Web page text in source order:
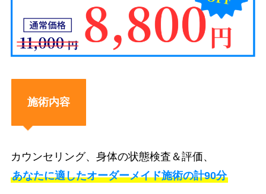
施術内容
カウンセリング、身体の状態検査＆評価、
あなたに適したオーダーメイド施術の計90分